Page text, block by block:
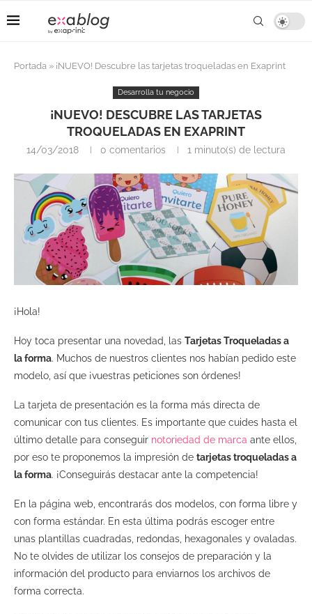
Portada » ¡NUEVO! Descubre las tarjetas troqueladas en Exaprint
Desarrolla tu negocio
¡NUEVO! DESCUBRE LAS TARJETAS
TROQUELADAS EN EXAPRINT
14/03/2018 0 comentarios 1 minuto(s) de lectura
¡Hola!
Hoy toca presentar una novedad, las Tarjetas Troqueladas a
la forma. Muchos de nuestros clientes nos habían pedido este
modelo, así que ¡vuestras peticiones son órdenes!
La tarjeta de presentación es la forma más directa de
comunicar con tus clientes. Es importante que cuides hasta el
último detalle para conseguir notoriedad de marca ante ellos,
por eso te proponemos la impresión de tarjetas troqueladas a
la forma. ¡Conseguirás destacar ante la competencia!
En la página web, encontrarás dos modelos, con forma libre y
con forma estándar. En esta última podrás escoger entre
unas plantillas cuadradas, redondas, hexagonales y ovaladas.
No te olvides de utilizar los consejos de preparación y la
información del producto para enviarnos los archivos de
forma correcta.